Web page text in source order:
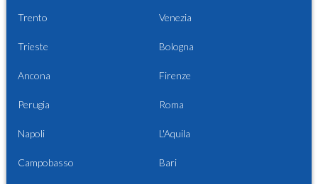
Trento Venezia
Trieste Bologna
Ancona Firenze
Perugia Roma
Napoli L'Aquila
Campobasso Bari